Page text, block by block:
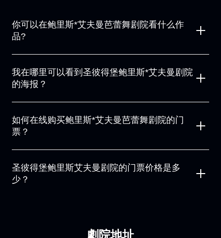
你可以在鲍里斯*艾夫曼芭蕾舞剧院看什么作
品?
作品，它探索了艺术与生活的互动，灵感来自于皮格马利翁的神
话。 《安娜*卡列尼娜》是根据列夫*托尔斯泰的小说改编的芭蕾
舞剧，通过编舞揭示了主角的悲剧。 《尤金*奥涅金》是一部以
普希金作品为基础的作品，探索人物的内部冲突。 超越罪恶涉及
的舞蹈元素，探索斗争和内部冲突。 这些作品以鲍里斯*艾夫曼
作品充满活力的舞蹈编排和情感深度为特色。
我在哪里可以看到圣彼得堡鲍里斯*艾夫曼剧院
的海报？
曼剧院的海报。 它包含当前事件，日期和有关可用门票的信息。
选择您感兴趣的性能，并找出在点击几下的细节。
如何在线购买鲍里斯*艾夫曼芭蕾舞剧院的门
票？
剧表演的门票。 只需选择日期和活动，在互动大厅布局上找到合
适的位置，然后在活动页面上进行购买。 门票将立即以电子形式
发送到您的电子邮件地址。
圣彼得堡鲍里斯艾夫曼剧院的门票价格是多
少？
劇院地址